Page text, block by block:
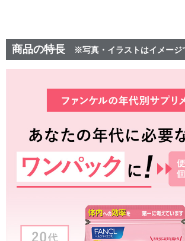
商品の特長 ※写真・イラストはイメージ